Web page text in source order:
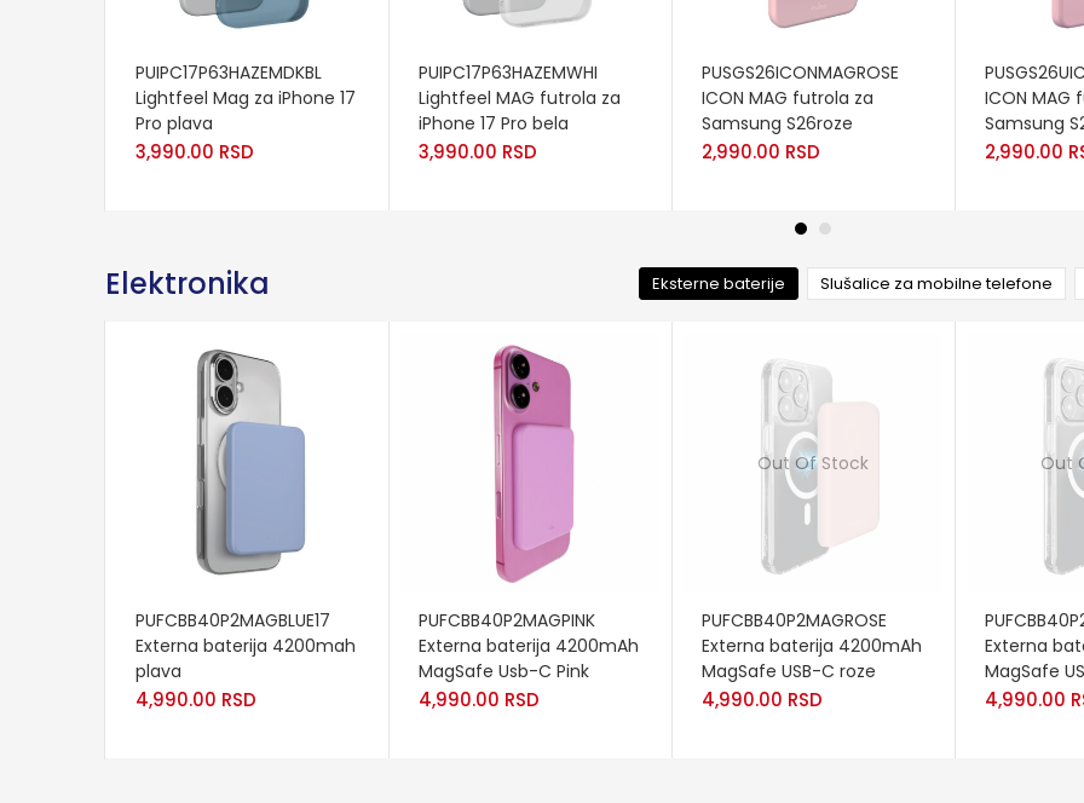
PUIPC17P63HAZEMDKBL
Lightfeel Mag za iPhone 17
Pro plava
3,990.00 RSD
PUIPC17P63HAZEMWHI
Lightfeel MAG futrola za
iPhone 17 Pro bela
3,990.00 RSD
PUSGS26ICONMAGROSE
ICON MAG futrola za
Samsung S26roze
2,990.00 RSD
ICON MAG
Samsung
2,990.00
Elektronika Eksterne baterije Slušalice za mobilne telefone
PUFCBB40P2MAGBLUE17
Externa baterija 4200mah
plava
4,990.00 RSD
PUFCBB40P2MAGPINK
Externa baterija 4200mAh
MagSafe Usb-C Pink
4,990.00 RSD
Out Of Stock
PUFCBB40P2MAGROSE
Externa baterija 4200mAh
MagSafe USB-C roze
4,990.00 RSD
Out
Externa
MagSafe
4,990.00